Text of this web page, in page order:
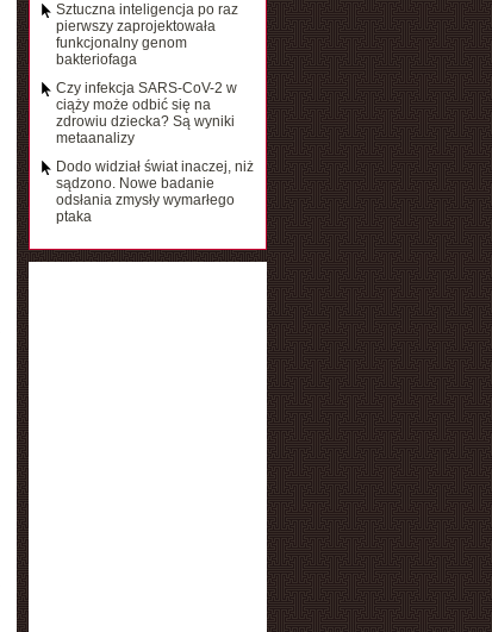
Sztuczna inteligencja po raz
pierwszy zaprojektowała
funkcjonalny genom
bakteriofaga
Czy infekcja SARS-CoV-2 w
ciąży może odbić się na
zdrowiu dziecka? Są wyniki
metaanalizy
Dodo widział świat inaczej, niż
sądzono. Nowe badanie
odsłania zmysły wymarłego
ptaka